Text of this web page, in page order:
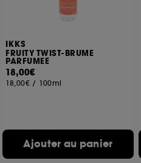
IKKS
FRUITY TWIST-BRUME
PARFUMEE
18,00€
18,00€ / 100ml
Ajouter au panier